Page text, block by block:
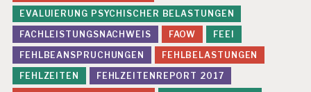
S
D
R.
C
H
R
EVALUIERUNG PSYCHISCHER BELASTUNGEN
FACHLEISTUNGSNACHWEIS
FAOW
FEEI
FEHLBEANSPRUCHUNGEN
FEHLBELASTUNGEN
FEHLZEITEN
FEHLZEITENREPORT 2017